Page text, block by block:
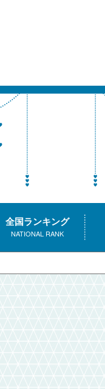
全国ランキング
NATIONAL RANK